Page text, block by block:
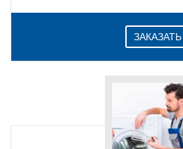
ЗАКАЗАТЬ